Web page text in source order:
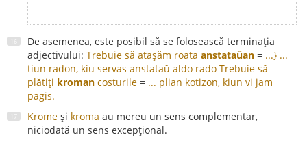
De asemenea, este posibil să se folosească terminația
adjectivului: Trebuie să atașăm roata anstataŭan = ...} ...
tiun radon, kiu servas anstataŭ aldo rado Trebuie să
plătiți kroman costurile = ... plian kotizon, kiun vi jam
pagis.
Krome și kroma au mereu un sens complementar,
niciodată un sens excepțional.